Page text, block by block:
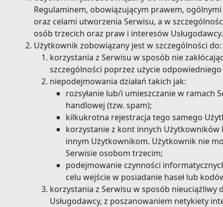
Regulaminem, obowiązującym prawem,
oraz celami utworzenia Serwisu, a w
osób trzecich oraz praw i interesów Usługodawcy.
Użytkownik zobowiązany jest w szczególności do:
korzystania z Serwisu w sposób nie
szczególności poprzez użycie
niepodejmowania działań takich jak:
rozsyłanie lub/i umieszczanie w ramach
handlowej (tzw. spam);
kilkukrotna rejestracja tego samego
korzystanie z kont innych
innym Użytkownikom. Użytkownik nie
Serwisie osobom trzecim;
podejmowanie czynności
celu wejście w posiadanie haseł lub
korzystania z Serwisu w sposób
Usługodawcy, z poszanowaniem netykiety